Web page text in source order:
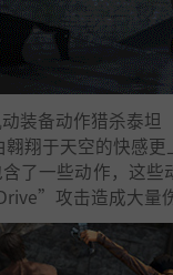
装备动作猎杀泰坦
翔于天空的快感更
了一些动作，这
攻击造成大量